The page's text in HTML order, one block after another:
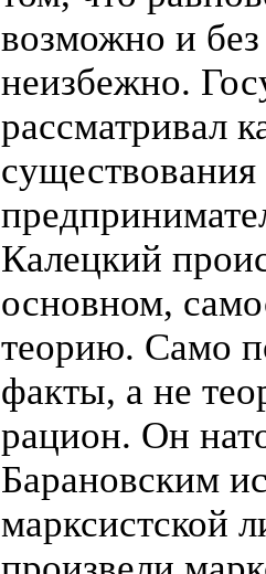
возможно и без
неизбежно.
рассматривал
Калецкий
основном,
теорию. Само
факты, а не
рацион. Он
Барановским
марксистской